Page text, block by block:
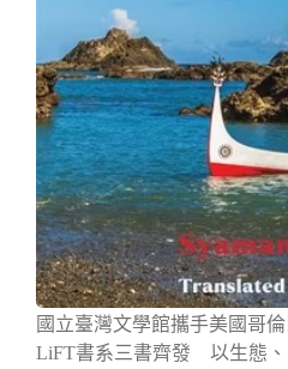
國立臺灣文學館攜手美國哥
LiFT書系三書齊發 以生態、